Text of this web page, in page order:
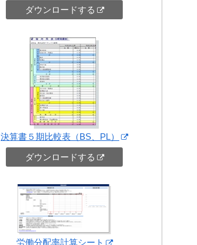
ダウンロードする
決算書５期比較表（BS、PL）
ダウンロードする
労働分配率計算シート